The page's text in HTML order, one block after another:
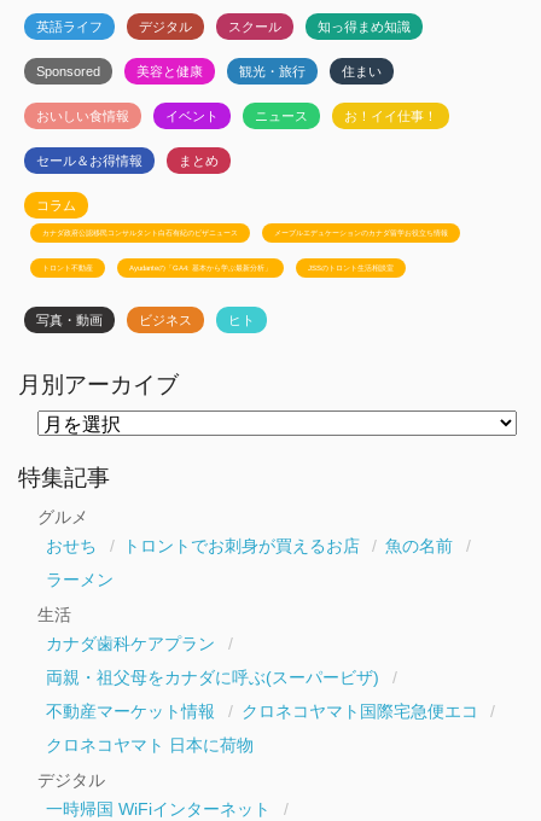
英語ライフ デジタル スクール 知っ得まめ知識
Sponsored 美容と健康 観光・旅行 住まい
おいしい食情報 イベント ニュース お！イイ仕事！
セール＆お得情報 まとめ
コラム
カナダ政府公認移民コンサルタント白石有紀のビザニュース メープルエデュケーションのカナダ留学お役立ち情報
トロント不動産 Ayudanteの「GA4: 基本から学ぶ最新分析」 JSSのトロント生活相談室
写真・動画 ビジネス ヒト
月別アーカイブ
ー
カ
特集記事
グルメ
おせち
トロントでお刺身が買えるお店
魚の名前
ラーメン
生活
カナダ歯科ケアプラン
両親・祖父母をカナダに呼ぶ(スーパービザ)
不動産マーケット情報
クロネコヤマト国際宅急便エコ
クロネコヤマト 日本に荷物
デジタル
一時帰国 WiFiインターネット